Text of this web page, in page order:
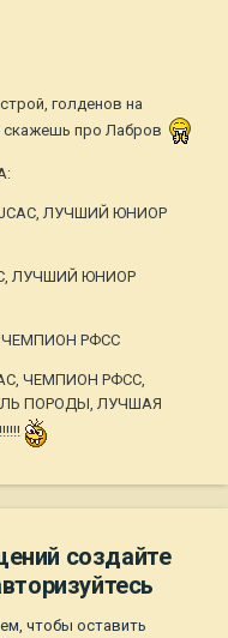
голденов на
скажешь про Лабров
ЛУЧШИЙ ЮНИОР
ЛУЧШИЙ ЮНИОР
ЧЕМПИОН РФСС
ЧЕМПИОН РФСС,
ПОРОДЫ, ЛУЧШАЯ
создайте
чтобы оставить